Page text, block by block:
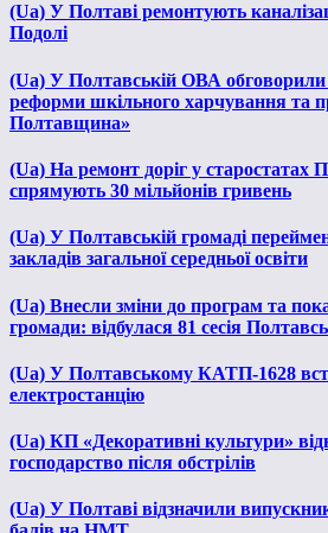
(Ua) У Полтаві ремонтують
Подолі
(Ua) У Полтавській ОВА
реформи шкільного харчування та
Полтавщина»
(Ua) На ремонт доріг у старостатах
спрямують 30 мільйонів гривень
(Ua) У Полтавській громаді
закладів загальної середньої освіти
(Ua) Внесли зміни до програм та
громади: відбулася 81 сесія
(Ua) У Полтавському КАТП-1628
електростанцію
(Ua) КП «Декоративні культури»
господарство після обстрілів
(Ua) У Полтаві відзначили